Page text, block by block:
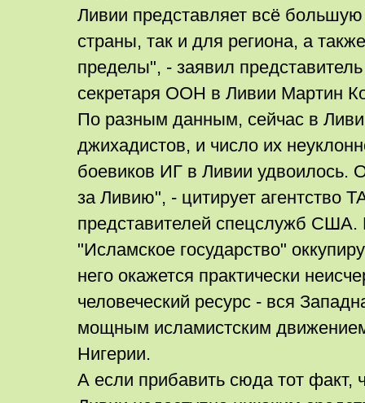
Ливии представляет всё большую
страны, так и для региона, а
пределы", - заявил представитель
секретаря ООН в Ливии Мартин
По разным данным, сейчас в
джихадистов, и число их
боевиков ИГ в Ливии удвоилось.
за Ливию", - цитирует агентство
представителей спецслужб США.
"Исламское государство"
него окажется практически
человеческий ресурс - вся
мощным исламистским
Нигерии.
А если прибавить сюда тот факт,